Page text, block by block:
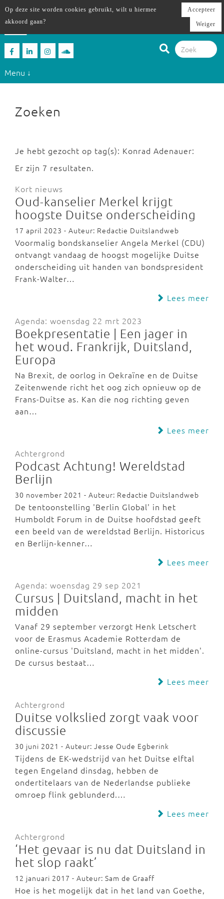
Menu ↓
Zoeken
Je hebt gezocht op tag(s): Konrad Adenauer:
Er zijn 7 resultaten.
Kort nieuws
Oud-kanselier Merkel krijgt
hoogste Duitse onderscheiding
17 april 2023 - Auteur: Redactie Duitslandweb
Voormalig bondskanselier Angela Merkel (CDU)
ontvangt vandaag de hoogst mogelijke Duitse
onderscheiding uit handen van bondspresident
Frank-Walter…
Lees meer
Agenda: woensdag 22 mrt 2023
Boekpresentatie | Een jager in
het woud. Frankrijk, Duitsland,
Europa
Na Brexit, de oorlog in Oekraïne en de Duitse
Zeitenwende richt het oog zich opnieuw op de
Frans-Duitse as. Kan die nog richting geven
aan…
Lees meer
Achtergrond
Podcast Achtung! Wereldstad
Berlijn
30 november 2021 - Auteur: Redactie Duitslandweb
De tentoonstelling 'Berlin Global' in het
Humboldt Forum in de Duitse hoofdstad geeft
een beeld van de wereldstad Berlijn. Historicus
en Berlijn-kenner…
Lees meer
Agenda: woensdag 29 sep 2021
Cursus | Duitsland, macht in het
midden
Vanaf 29 september verzorgt Henk Letschert
voor de Erasmus Academie Rotterdam de
online-cursus 'Duitsland, macht in het midden'.
De cursus bestaat…
Lees meer
Achtergrond
Duitse volkslied zorgt vaak voor
discussie
30 juni 2021 - Auteur: Jesse Oude Egberink
Tijdens de EK-wedstrijd van het Duitse elftal
tegen Engeland dinsdag, hebben de
ondertitelaars van de Nederlandse publieke
omroep flink geblunderd.…
Lees meer
Achtergrond
‘Het gevaar is nu dat Duitsland in
het slop raakt’
12 januari 2017 - Auteur: Sam de Graaff
Hoe is het mogelijk dat in het land van Goethe,
Op deze site worden cookies gebruikt, wilt u hiermee
akkoord gaan?
Accepteer
Weiger